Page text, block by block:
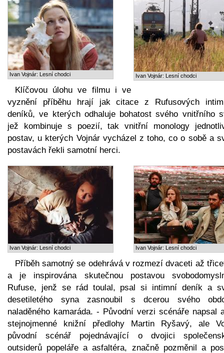
Ivan Vojnár: Lesní chodci Ivan Vojnár: Lesní chodci
Klíčovou úlohu ve filmu i ve
vyznění příběhu hrají jak citace z Rufusových
deníků, ve kterých odhaluje bohatost svého vnitřního
jež kombinuje s poezií, tak vnitřní monology
postav, u kterých Vojnár vycházel z toho, co o sobě a
postavách řekli samotní herci.
Ivan Vojnár: Lesní chodci Ivan Vojnár: Lesní chodci
Příběh samotný se odehrává v rozmezí dvaceti až
a je inspirována skutečnou postavou
Rufuse, jenž se rád toulal, psal si intimní deník a
desetiletého syna zasnoubil s dcerou svého
naladěného kamaráda. - Původní verzi scénáře napsal
stejnojmenné knižní předlohy Martin Ryšavý, ale
původní scénář pojednávající o dvojici
outsiderů popeláře a asfaltéra, značně pozměnil a